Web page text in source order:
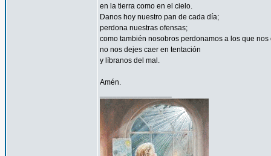
en la tierra como en el cielo.
Danos hoy nuestro pan de cada día;
perdona nuestras ofensas;
como también nosobros perdonamos a los que nos
no nos dejes caer en tentación
y líbranos del mal.
Amén.